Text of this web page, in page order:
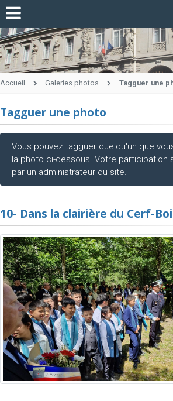
Accueil Galeries photos Tagguer une
Tagguer une photo
Vous pouvez tagguer quelqu'un que
la photo ci-dessous. Votre participation
par un administrateur du site.
10- Dans la clairière du Cerf-